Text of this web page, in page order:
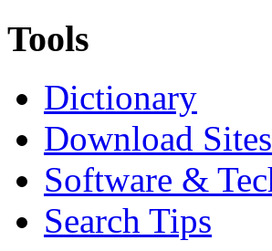
Tools
Dictionary
Download Sites
Software &
Search Tips